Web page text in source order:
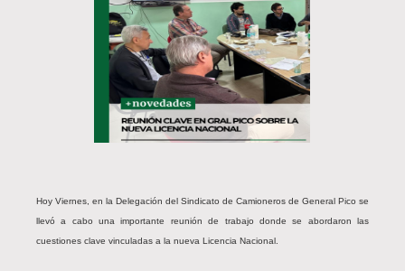
Hoy Viernes, en la Delegación del Sindicato de Camioneros de General Pico se
llevó a cabo una importante reunión de trabajo donde se abordaron las
cuestiones clave vinculadas a la nueva Licencia Nacional.